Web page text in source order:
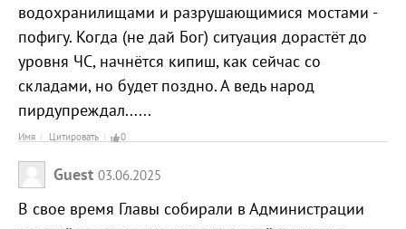
водохранилищами и разрушающимися мостами -
пофигу. Когда (не дай Бог) ситуация дорастёт до
уровня ЧС, начнётся кипиш, как сейчас со
складами, но будет поздно. А ведь народ
пирдупреждал......
Имя Цитировать 0
Guest 03.06.2025
В свое время Главы собирали в Администрации